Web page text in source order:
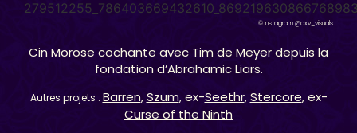
© Instagram @axv_visuals
Cin Morose cochante avec Tim de Meyer depuis la
fondation d’Abrahamic Liars.
Autres projets : Barren,Szum, ex-Seethr,Stercore, ex-
Curse of the Ninth